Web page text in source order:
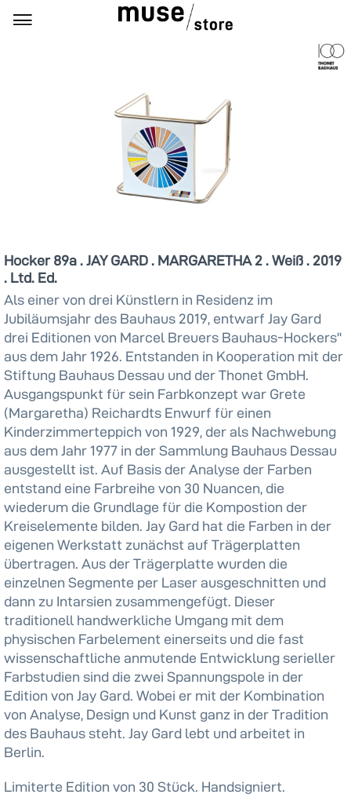
Hocker 89a . JAY GARD . MARGARETHA 2 . Weiß . 2019
. Ltd. Ed.
Als einer von drei Künstlern in Residenz im
Jubiläumsjahr des Bauhaus 2019, entwarf Jay Gard
drei Editionen von Marcel Breuers Bauhaus-Hockers''
aus dem Jahr 1926. Entstanden in Kooperation mit der
Stiftung Bauhaus Dessau und der Thonet GmbH.
Ausgangspunkt für sein Farbkonzept war Grete
(Margaretha) Reichardts Enwurf für einen
Kinderzimmerteppich von 1929, der als Nachwebung
aus dem Jahr 1977 in der Sammlung Bauhaus Dessau
ausgestellt ist. Auf Basis der Analyse der Farben
entstand eine Farbreihe von 30 Nuancen, die
wiederum die Grundlage für die Kompostion der
Kreiselemente bilden. Jay Gard hat die Farben in der
eigenen Werkstatt zunächst auf Trägerplatten
übertragen. Aus der Trägerplatte wurden die
einzelnen Segmente per Laser ausgeschnitten und
dann zu Intarsien zusammengefügt. Dieser
traditionell handwerkliche Umgang mit dem
physischen Farbelement einerseits und die fast
wissenschaftliche anmutende Entwicklung serieller
Farbstudien sind die zwei Spannungspole in der
Edition von Jay Gard. Wobei er mit der Kombination
von Analyse, Design und Kunst ganz in der Tradition
des Bauhaus steht. Jay Gard lebt und arbeitet in
Berlin.
Limiterte Edition von 30 Stück. Handsigniert.